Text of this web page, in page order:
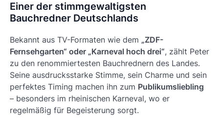
Einer der stimmgewaltigsten
Bauchredner Deutschlands
Bekannt aus TV-Formaten wie dem „ZDF-
Fernsehgarten“ oder „Karneval hoch drei“, zählt Peter
zu den renommiertesten Bauchrednern des Landes.
Seine ausdrucksstarke Stimme, sein Charme und sein
perfektes Timing machen ihn zum Publikumsliebling
– besonders im rheinischen Karneval, wo er
regelmäßig für Begeisterung sorgt.